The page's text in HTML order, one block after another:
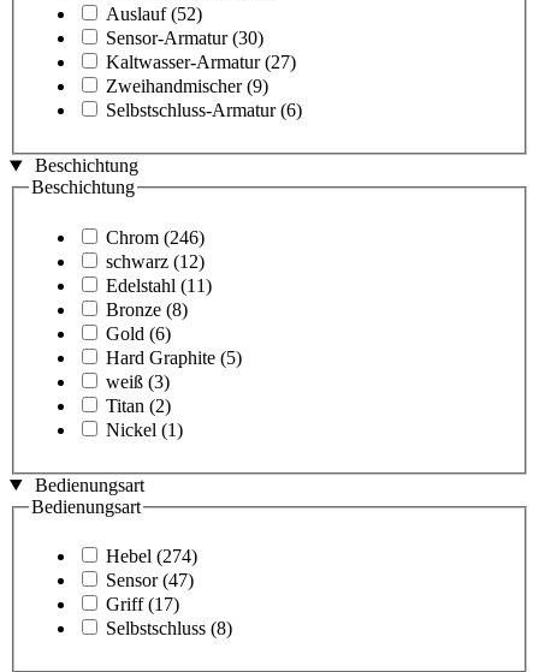
Auslauf (52)
Sensor-Armatur (30)
Kaltwasser-Armatur (27)
Zweihandmischer (9)
Selbstschluss-Armatur (6)
Beschichtung
Beschichtung
Chrom (246)
schwarz (12)
Edelstahl (11)
Bronze (8)
Gold (6)
Hard Graphite (5)
weiß (3)
Titan (2)
Nickel (1)
Bedienungsart
Bedienungsart
Hebel (274)
Sensor (47)
Griff (17)
Selbstschluss (8)